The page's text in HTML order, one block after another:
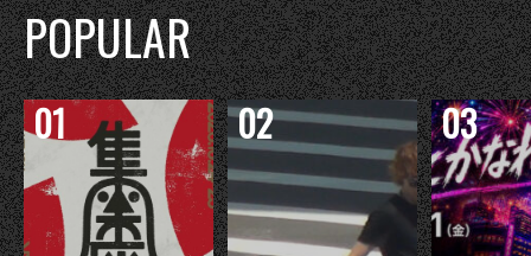
POPULAR